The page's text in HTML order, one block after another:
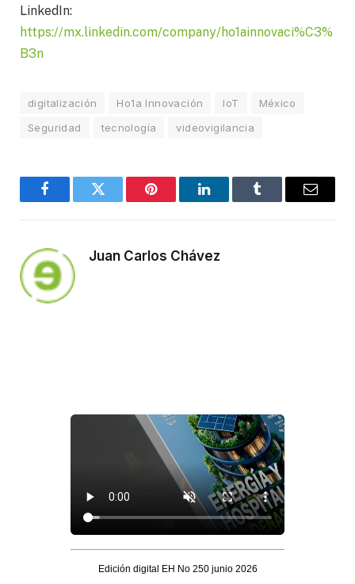
LinkedIn:
https://mx.linkedin.com/company/ho1ainnovaci%C3%
B3n
digitalización Ho1a Innovación IoT
México
Seguridad
tecnología videovigilancia
FacebookTwitter Pinterest LinkedInTumblr Email
Juan Carlos Chávez
Edición digital EH No 250 junio 2026